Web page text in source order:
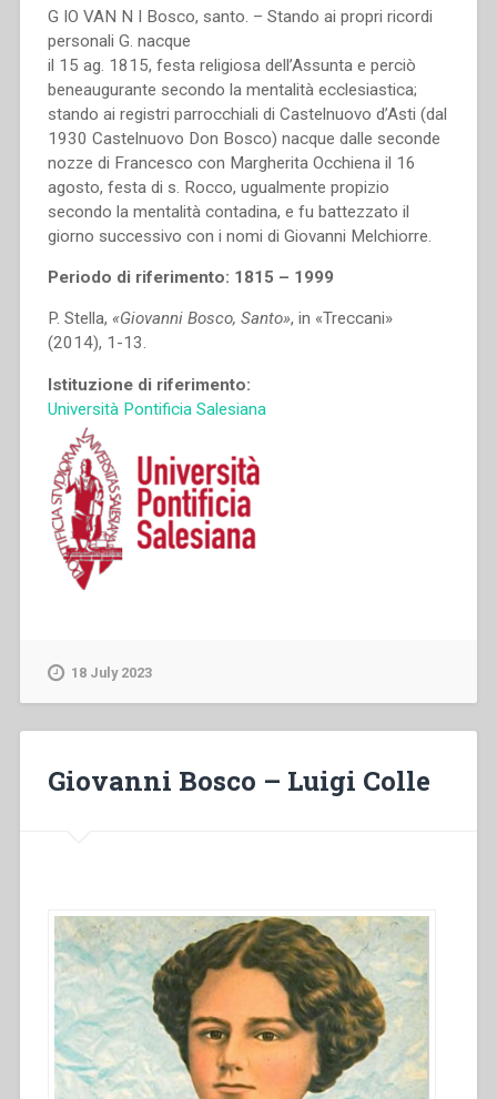
G IO VAN N I Bosco, santo. – Stando ai propri ricordi
personali G. nacque
il 15 ag. 1815, festa religiosa dell’Assunta e perciò
beneaugurante secondo la mentalità ecclesiastica;
stando ai registri parrocchiali di Castelnuovo d’Asti (dal
1930 Castelnuovo Don Bosco) nacque dalle seconde
nozze di Francesco con Margherita Occhiena il 16
agosto, festa di s. Rocco, ugualmente propizio
secondo la mentalità contadina, e fu battezzato il
giorno successivo con i nomi di Giovanni Melchiorre.
Periodo di riferimento: 1815 – 1999
P. Stella, «Giovanni Bosco, Santo», in «Treccani»
(2014), 1-13.
Istituzione di riferimento:
Università Pontificia Salesiana
18 July 2023
Giovanni Bosco – Luigi Colle